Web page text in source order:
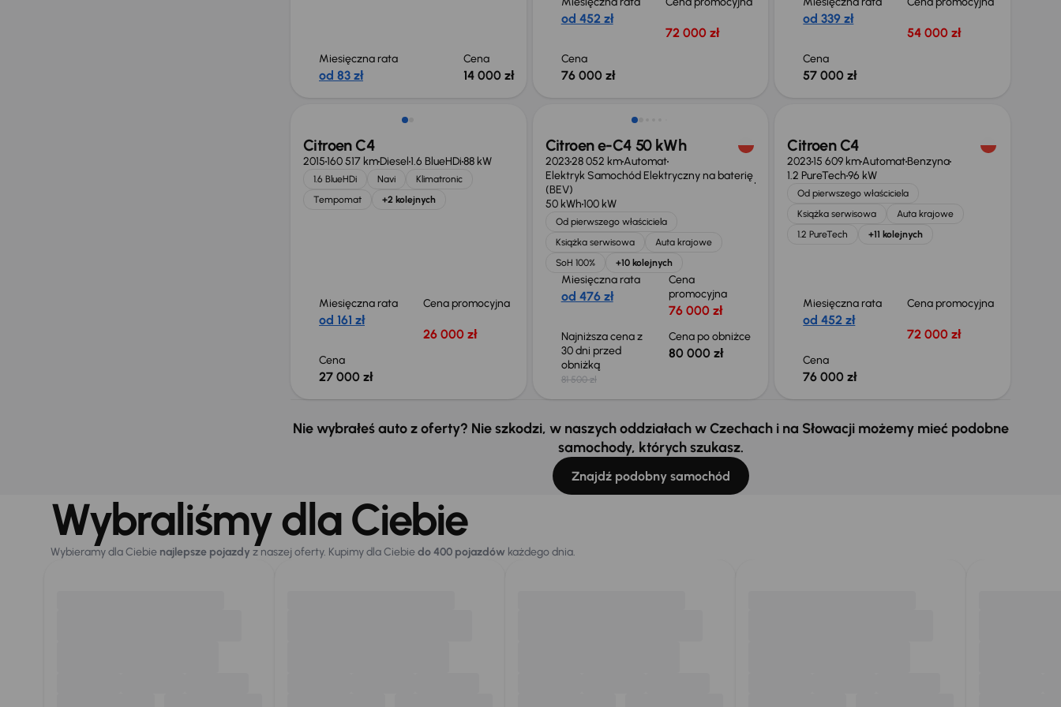
Miesięczna rata
od 83 zł
Cena
14 000 zł
od 452 zł
72 000 zł
Cena
76 000 zł
od 339 zł
54 000 zł
Cena
57 000 zł
Citroen C4
2015160 517 kmDiesel1.6 BlueHDi88 kW
1.6 BlueHDi Navi
Klimatronic
Tempomat
+2 kolejnych
Miesięczna rata
od 161 zł
Cena promocyjna
26 000 zł
Cena
27 000 zł
Taniej o 1 500 zł
Citroen e-C4 50 kWh
202328 052 kmAutomat
Elektryk Samochód Elektryczny na baterię
(BEV)
50 kWh100 kW
Od pierwszego właściciela
Książka serwisowa
Auta krajowe
SoH 100%
+10 kolejnych
Miesięczna rata
od 476 zł
Cena
promocyjna
76 000 zł
Najniższa cena z
30 dni przed
obniżką
81 500 zł
Cena po obniżce
80 000 zł
Świeżo skupione
Citroen C4
202315 609 kmAutomatBenzyna
1.2 PureTech96 kW
Od pierwszego właściciela
Książka serwisowa
Auta krajowe
1.2 PureTech
+11 kolejnych
Miesięczna rata
od 452 zł
Cena promocyjna
72 000 zł
Cena
76 000 zł
Nie wybrałeś auto z oferty? Nie szkodzi, w naszych oddziałach w Czechach i na Słowacji możemy mieć podobne
samochody, których szukasz.
Znajdź podobny samochód
Wybraliśmy dla Ciebie
Wybieramy dla Ciebie najlepsze pojazdy z naszej oferty. Kupimy dla Ciebiedo 400 pojazdów każdego dnia.